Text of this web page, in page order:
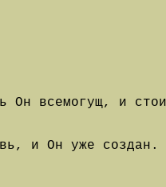
всемогущ, и
и Он уже создан.